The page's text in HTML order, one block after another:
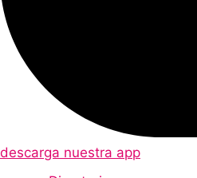
descarga nuestra app